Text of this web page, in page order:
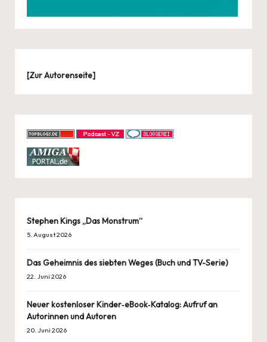
[Zur Autorenseite]
Stephen Kings „Das Monstrum“
5. August 2026
Das Geheimnis des siebten Weges (Buch und TV-Serie)
22. Juni 2026
Neuer kostenloser Kinder‑eBook‑Katalog: Aufruf an
Autorinnen und Autoren
20. Juni 2026